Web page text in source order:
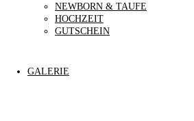
NEWBORN & TAUFE
HOCHZEIT
GUTSCHEIN
GALERIE